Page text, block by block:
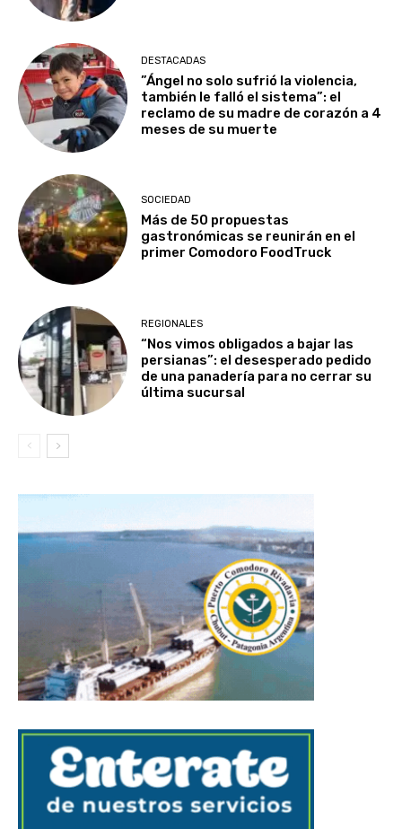
DESTACADAS
​”Ángel no solo sufrió la violencia,
también le falló el sistema”: el
reclamo de su madre de corazón a 4
meses de su muerte
SOCIEDAD
Más de 50 propuestas
gastronómicas se reunirán en el
primer Comodoro FoodTruck
REGIONALES
“Nos vimos obligados a bajar las
persianas”: el desesperado pedido
de una panadería para no cerrar su
última sucursal